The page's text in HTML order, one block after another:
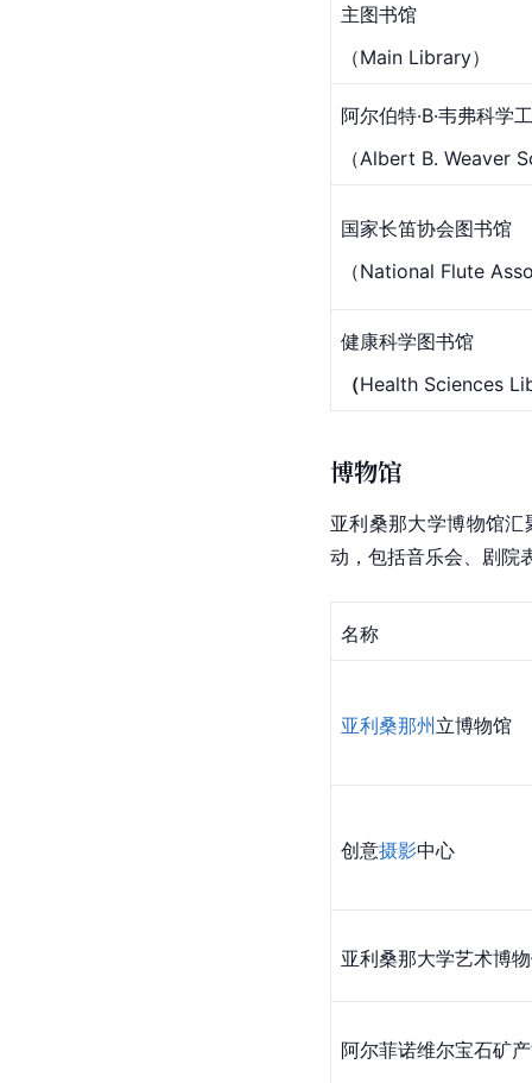
主图书馆
（Main Library）
阿尔伯特·B·韦弗科学
（Albert B. Weaver
国家长笛协会图书馆
（National Flute
健康科学图书馆
（Health Sciences
博物馆
亚利桑那大学博物馆
动，包括音乐会、剧院
名称
亚利桑那州立博物馆
创意摄影中心
亚利桑那大学艺术博
阿尔菲诺维尔宝石矿